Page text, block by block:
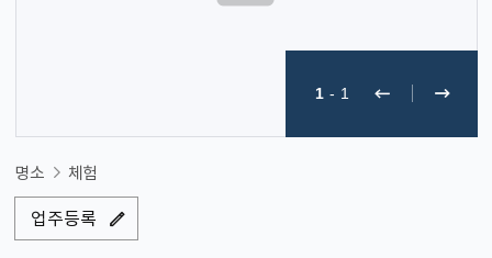
1 - 1
명소 체험
업주등록